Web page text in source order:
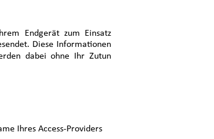
Endgerät zum Einsatz
Diese Informationen
dabei ohne Ihr Zutun
Ihres Access-Providers